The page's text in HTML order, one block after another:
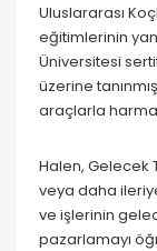
Uluslararası
eğitimlerinin
Üniversitesi
üzerine
araçlarla
Halen, Gelecek
veya daha
ve işlerinin
pazarlamayı